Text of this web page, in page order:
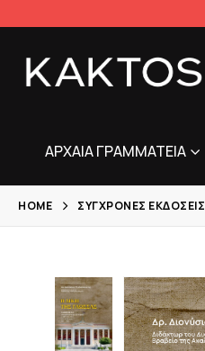
ΑΡΧΑΊΑ ΓΡΑΜΜΑΤΕΊΑ
HOME ΣΎΓΧΡΟΝΕΣ ΕΚΔΌΣΕΙΣ